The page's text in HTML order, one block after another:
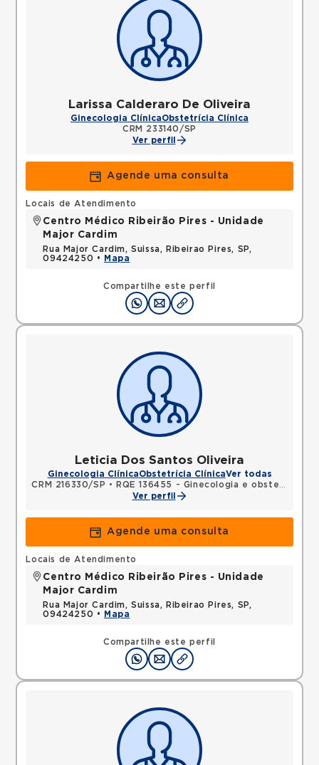
Larissa Calderaro De Oliveira
Ginecologia ClínicaObstetrícia Clínica
CRM 233140/SP
Ver perfil
Agende uma consulta
Compartilhe este perfil
Locais de Atendimento
Centro Médico Ribeirão Pires - Unidade
Major Cardim
Rua Major Cardim, Suissa, Ribeirao Pires, SP,
09424250 •
Mapa
Leticia Dos Santos Oliveira
Ginecologia ClínicaObstetrícia ClínicaVer todas
CRM 216330/SP •
RQE 136455 - Ginecologia e obstetrícia
Ver perfil
Agende uma consulta
Compartilhe este perfil
Locais de Atendimento
Centro Médico Ribeirão Pires - Unidade
Major Cardim
Rua Major Cardim, Suissa, Ribeirao Pires, SP,
09424250 •
Mapa